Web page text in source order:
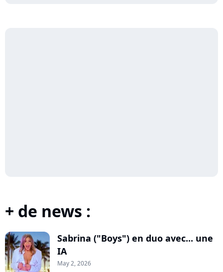
+ de news :
Sabrina ("Boys") en duo avec... une
IA
May 2, 2026